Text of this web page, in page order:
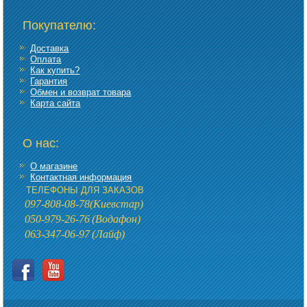
Покупателю:
Доставка
Оплата
Как купить?
Гарантия
Обмен и возврат товара
Карта сайта
О нас:
О магазине
Контактная информация
ТЕЛЕФОНЫ ДЛЯ ЗАКАЗОВ
097-808-08-78(Киевстар)
050-979-26-76(Водафон)
063-347-06-97(Лайф)